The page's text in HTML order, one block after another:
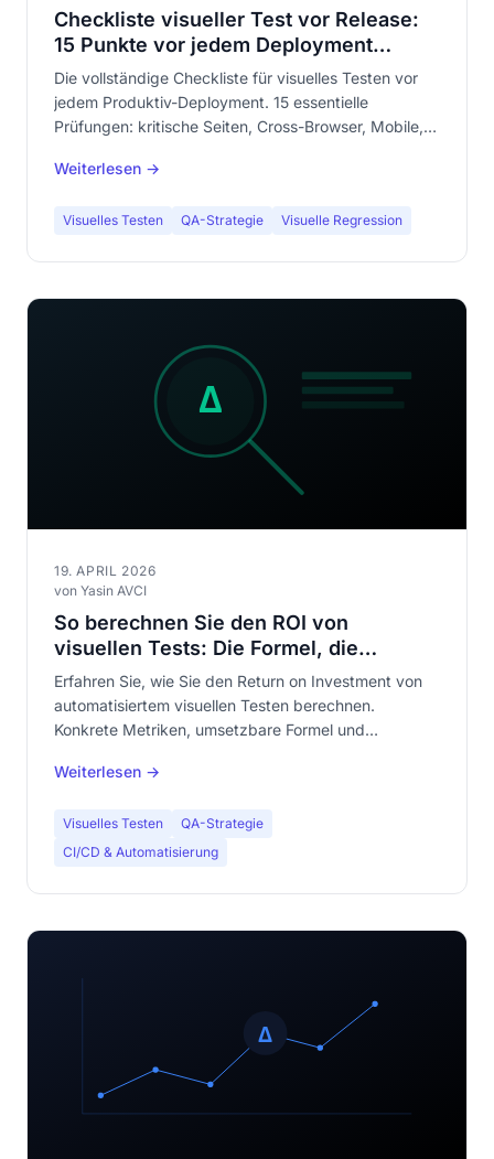
Checkliste visueller Test vor Release:
15 Punkte vor jedem Deployment
prüfen
Die vollständige Checkliste für visuelles Testen vor
jedem Produktiv-Deployment. 15 essentielle
Prüfungen: kritische Seiten, Cross-Browser, Mobile,
Der Artikel, den Ihr QA-Team bookmarken wird.
Weiterlesen →
Visuelles Testen QA-Strategie Visuelle Regression
19. APRIL 2026
von Yasin AVCI
So berechnen Sie den ROI von
visuellen Tests: Die Formel, die
Entscheider überzeugt
Erfahren Sie, wie Sie den Return on Investment von
automatisiertem visuellen Testen berechnen.
Konkrete Metriken, umsetzbare Formel und
Ihrer Geschäftsführung zu rechtfertigen.
Weiterlesen →
Visuelles Testen
QA-Strategie
CI/CD & Automatisierung